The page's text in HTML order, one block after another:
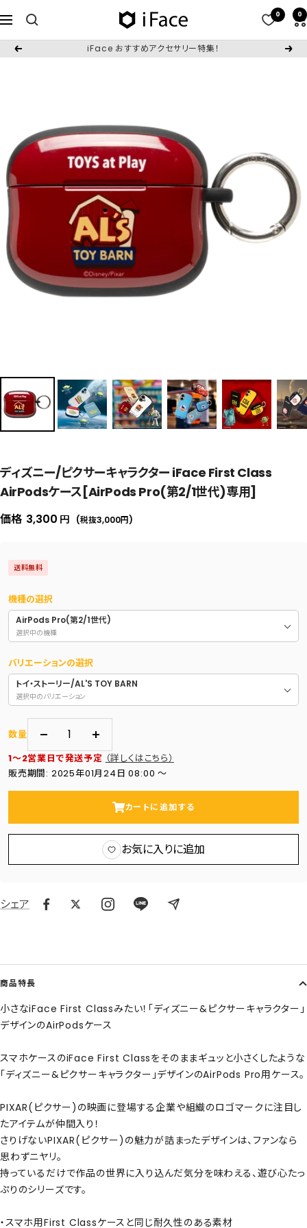
ン
ッ
プ
ナ
ビ
ゲ
iFace
日
本
イ
ト
0 0
戻
iFace おすすめアクセサリー特集！
次
ディズニー/ピクサーキャラクター iFace First Class
AirPodsケース[AirPods Pro(第2/1世代)専用]
価格 セ
価
格
3,300 円 (税抜3,000円)
送料無料
機種の選択
AirPods Pro(第2/1世代)
選択中の機種
バリエーションの選択
トイ・ストーリー/AL'S TOY BARN
選択中のバリエーション
数量
量
を
す
数
量
を
す
1～2営業日で発送予定 （詳しくはこちら）
販売期間: 2025年01月24日 08:00 〜
カートに追加する
お気に入りに追加
シェア
商品特長
小さなiFace First Classみたい！「ディズニー&ピクサーキャラクター」
デザインのAirPodsケース
スマホケースのiFace First Classをそのままギュッと小さくしたような
「ディズニー&ピクサーキャラクター」デザインのAirPods Pro用ケース。
PIXAR(ピクサー)の映画に登場する企業や組織のロゴマークに注目し
たアイテムが仲間入り！
さりげないPIXAR(ピクサー)の魅力が詰まったデザインは、ファンなら
思わずニヤリ。
持っているだけで作品の世界に入り込んだ気分を味わえる、遊び心たっ
ぷりのシリーズです。
・スマホ用First Classケースと同じ耐久性のある素材